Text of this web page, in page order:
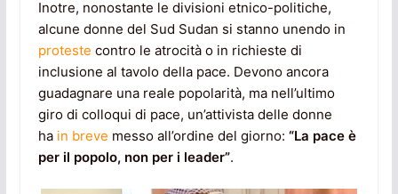
Inotre, nonostante le divisioni etnico-politiche,
alcune donne del Sud Sudan si stanno unendo in
proteste contro le atrocità o in richieste di
inclusione al tavolo della pace. Devono ancora
guadagnare una reale popolarità, ma nell’ultimo
giro di colloqui di pace, un’attivista delle donne
ha in breve messo all’ordine del giorno: “La pace è
per il popolo, non per i leader”.